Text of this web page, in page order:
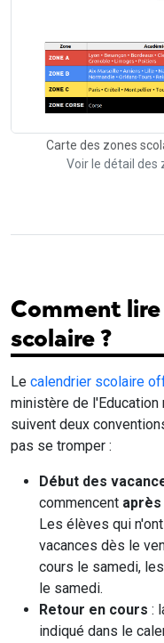
Carte des zones
Voir le détail des
Comment
scolaire ?
Le calendrier scolaire
ministère de
suivent deux
pas se tromper :
Début des
commencent
Les élèves qui
vacances dès le
cours le samedi,
le samedi.
Retour en cours :
indiqué dans le